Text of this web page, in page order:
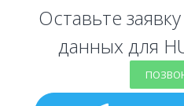
Оставьте
данных для